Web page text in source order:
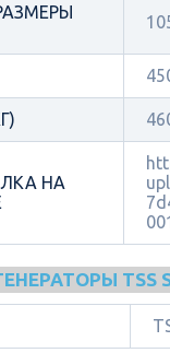
НА
TSS